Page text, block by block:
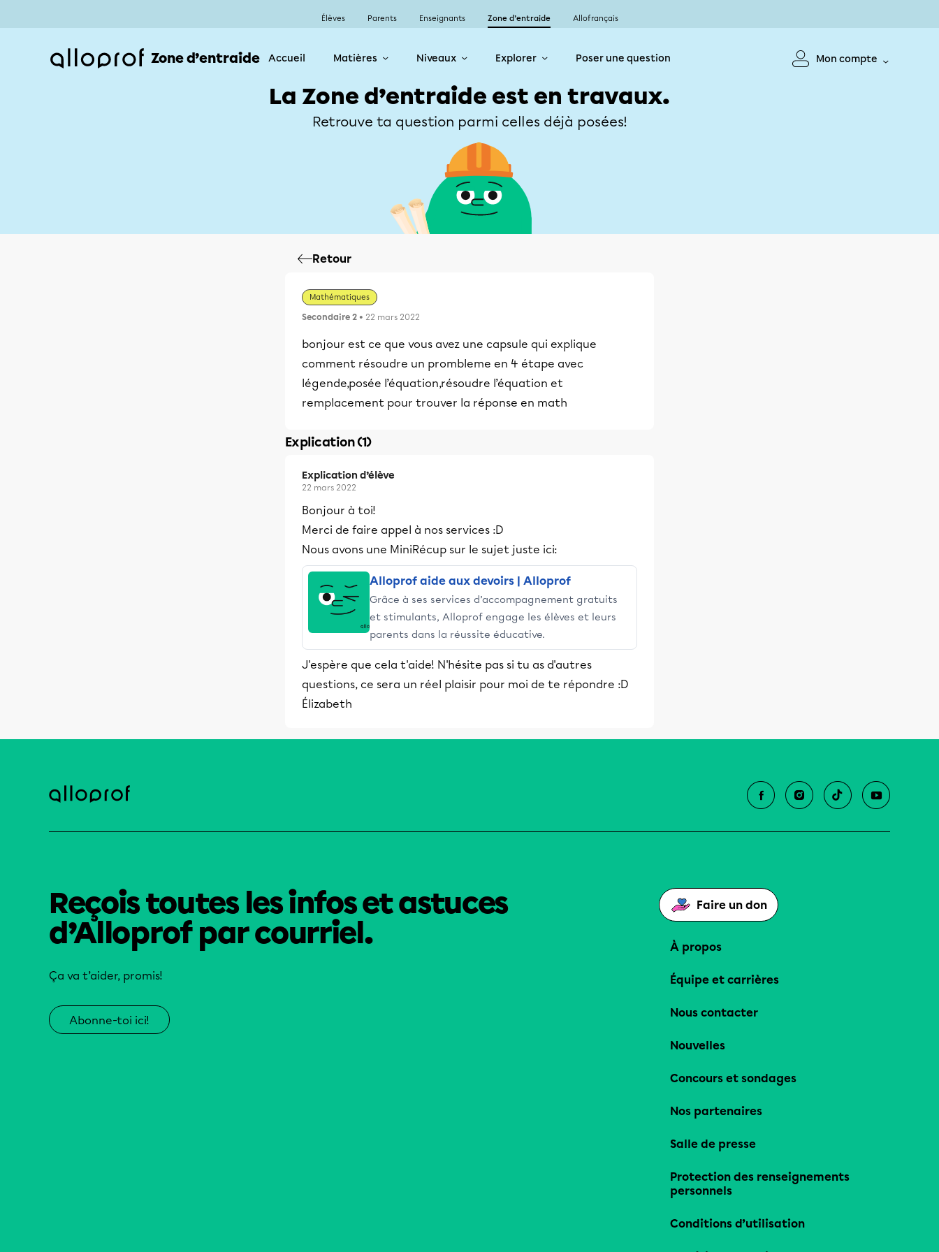
Élèves Parents Enseignants Zone d’entraide Allofrançais
Zone d’entraide Accueil Matières Niveaux Explorer Poser une question Mon compte
La Zone d’entraide est en travaux.
Retrouve ta question parmi celles déjà posées!
Retour
Mathématiques
Secondaire 2 • 22 mars 2022
bonjour est ce que vous avez une capsule qui explique
comment résoudre un prombleme en 4 étape avec
légende,posée l’équation,résoudre l’équation et
remplacement pour trouver la réponse en math
Explication (1)
Explication d’élève
22 mars 2022
Bonjour à toi!
Merci de faire appel à nos services :D
Nous avons une MiniRécup sur le sujet juste ici:
Alloprof aide aux devoirs | Alloprof
Grâce à ses services d’accompagnement gratuits
et stimulants, Alloprof engage les élèves et leurs
parents dans la réussite éducative.
J'espère que cela t'aide! N'hésite pas si tu as d'autres
questions, ce sera un réel plaisir pour moi de te répondre :D
Élizabeth
Reçois toutes les infos et astuces
d’Alloprof par courriel.
Ça va t’aider, promis!
Abonne-toi ici!
Faire un don
À propos
Équipe et carrières
Nous contacter
Nouvelles
Concours et sondages
Nos partenaires
Salle de presse
Protection des renseignements
personnels
Conditions d’utilisation